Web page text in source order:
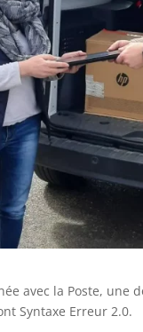
avec la Poste,
Syntaxe Erreur 2.0.